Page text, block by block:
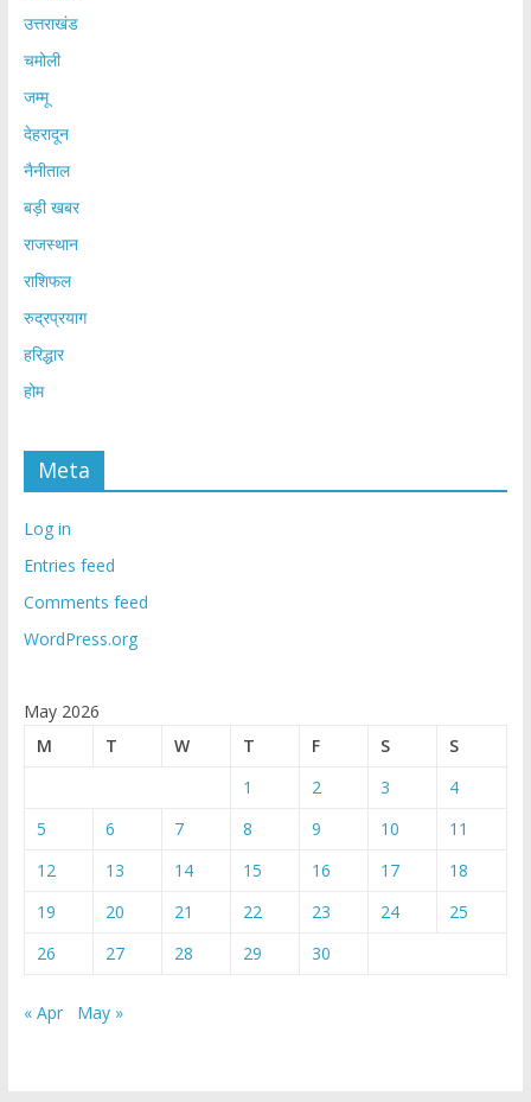
उत्तराखंड
चमोली
जम्मू
देहरादून
नैनीताल
बड़ी खबर
राजस्थान
राशिफल
रुद्रप्रयाग
हरिद्धार
होम
Meta
Log in
Entries feed
Comments feed
WordPress.org
May 2026
M
T W T F S
S
1
2 3
4
5
6 7 8 9 10
11
12
13 14 15 16 17
18
19
20 21 22 23 24
25
26
27 28 29 30
« Apr May »